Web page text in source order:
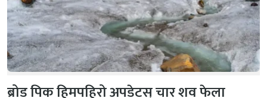
ब्रोड पिक हिमपहिरो अपडेटस् चार शव फेला